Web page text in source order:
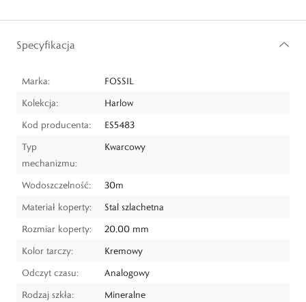
Specyfikacja
Marka:
FOSSIL
Kolekcja:
Harlow
Kod producenta:
ES5483
Typ
mechanizmu:
Kwarcowy
Wodoszczelność:
30m
Materiał koperty:
Stal szlachetna
Rozmiar koperty:
20,00 mm
Kolor tarczy:
Kremowy
Odczyt czasu:
Analogowy
Rodzaj szkła:
Mineralne